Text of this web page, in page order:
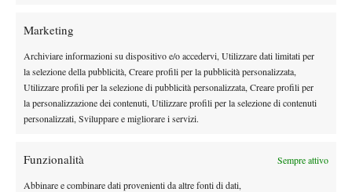
Marketing
Archiviare informazioni su dispositivo e/o accedervi, Utilizzare dati limitati per
la selezione della pubblicità, Creare profili per la pubblicità personalizzata,
Utilizzare profili per la selezione di pubblicità personalizzata, Creare profili per
la personalizzazione dei contenuti, Utilizzare profili per la selezione di contenuti
personalizzati, Sviluppare e migliorare i servizi.
Funzionalità Sempre attivo
Abbinare e combinare dati provenienti da altre fonti di dati,
Fonseca-Shelton sul centrale e Darderi in
doppio
News
Nadal si stringe a Messi: il messaggio del
Atp News